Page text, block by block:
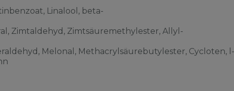
Linalool, beta-
Zimtaldehyd, Zimtsäuremethylester, Allyl-
Melonal, Methacrylsäurebutylester, Cycloten, l-